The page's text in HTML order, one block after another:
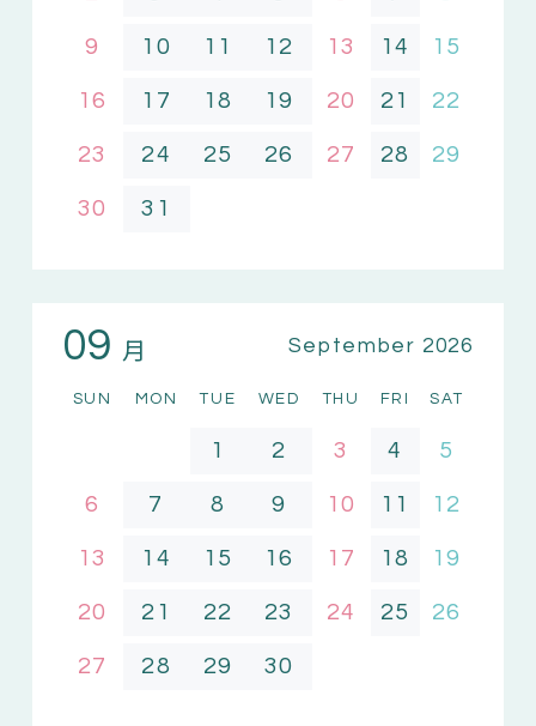
9 10 11 12 13 14 15
16 17 18 19 20 21 22
23 24 25 26 27 28 29
30 31
09 月 September 2026
SUN MON TUE WED THU FRI SAT
1 2 3 4 5
6 7 8 9 10 11 12
13 14 15 16 17 18 19
20 21 22 23 24 25 26
27 28 29 30